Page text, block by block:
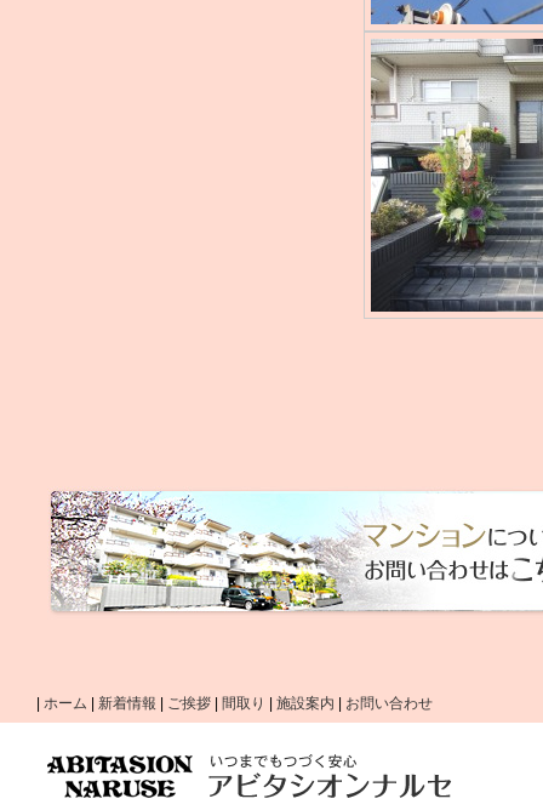
ホーム 新着情報 ご挨拶 間取り 施設案内 お問い合わせ